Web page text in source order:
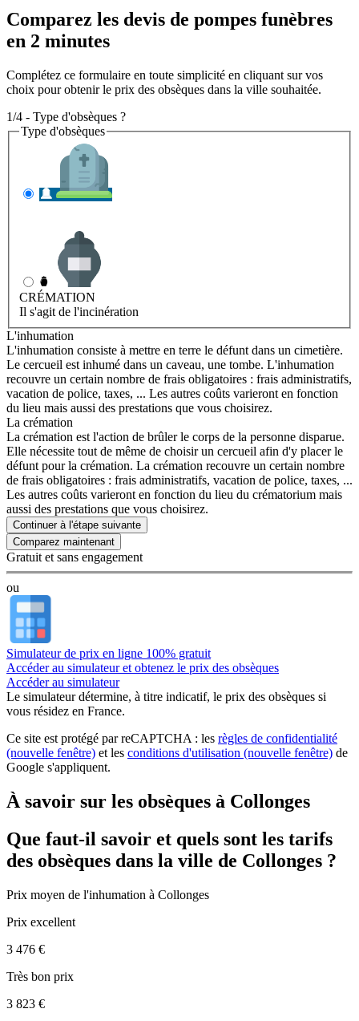
Comparez les devis de pompes funèbres
en 2 minutes
Complétez ce formulaire en toute simplicité en cliquant sur vos
choix pour obtenir le prix des obsèques dans la ville souhaitée.
1/4 - Type d'obsèques ?
Type d'obsèques
CRÉMATION
Il s'agit de l'incinération
L'inhumation
L'inhumation consiste à mettre en terre le défunt dans un cimetière.
Le cercueil est inhumé dans un caveau, une tombe. L'inhumation
recouvre un certain nombre de frais obligatoires : frais administratifs,
vacation de police, taxes, ... Les autres coûts varieront en fonction
du lieu mais aussi des prestations que vous choisirez.
La crémation
La crémation est l'action de brûler le corps de la personne disparue.
Elle nécessite tout de même de choisir un cercueil afin d'y placer le
défunt pour la crémation. La crémation recouvre un certain nombre
de frais obligatoires : frais administratifs, vacation de police, taxes, ...
Les autres coûts varieront en fonction du lieu du crématorium mais
aussi des prestations que vous choisirez.
Continuer à l'étape suivante
Gratuit et sans engagement
ou
Simulateur de prix en ligne 100% gratuit
Accéder au simulateur et obtenez le prix des obsèques
Accéder au simulateur
Le simulateurdétermine, à titre indicatif, le prix des obsèques si
vous résidez en France.
Ce site est protégé par reCAPTCHA : les règles de confidentialité
(nouvelle fenêtre) et les conditions d'utilisation (nouvelle fenêtre) de
Google s'appliquent.
À savoir sur les obsèques à Collonges
Que faut-il savoir et quels sont les tarifs
des obsèques dans la ville de Collonges ?
Prix moyen de l'inhumation à Collonges
Prix excellent
3 476 €
Très bon prix
3 823 €